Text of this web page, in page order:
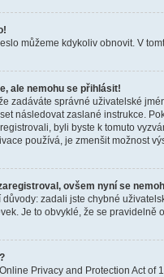
můžeme kdykoliv obnovit. V
ale nemohu se přihlásit!
zadáváte správné uživatelské
následovat zaslané instrukce.
byli byste k tomuto
používá, je zmenšit možnost
ovšem nyní se
zadali jste chybné
Je to obvyklé, že se pravidelně
Privacy and Protection Act